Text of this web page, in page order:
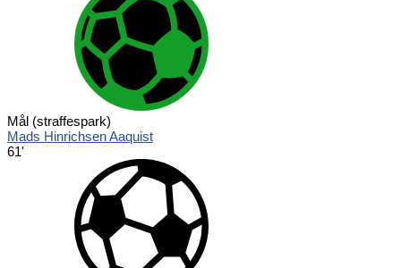
Mål (straffespark)
Mads Hinrichsen Aaquist
61'